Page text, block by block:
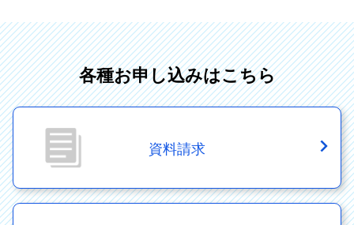
各種お申し込みはこちら
資料請求